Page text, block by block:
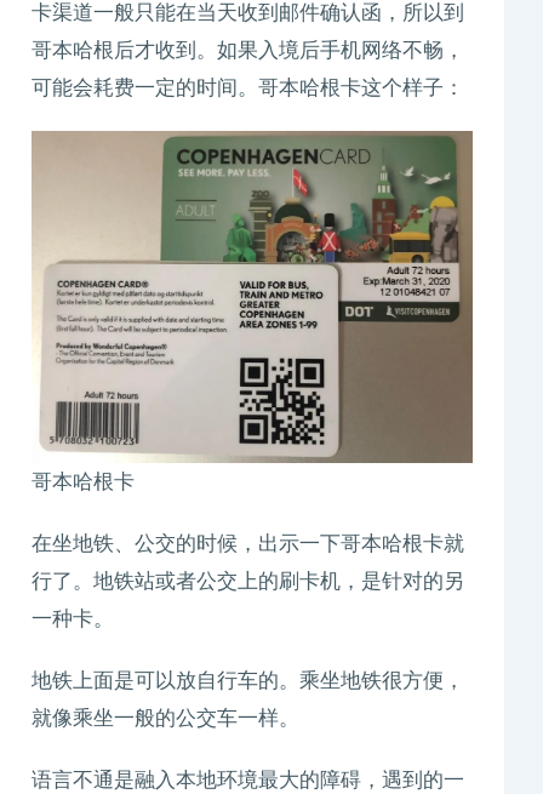
卡渠道一般只能在当天收到邮件确认函，所以到
哥本哈根后才收到。如果入境后手机网络不畅，
可能会耗费一定的时间。哥本哈根卡这个样子：
哥本哈根卡
在坐地铁、公交的时候，出示一下哥本哈根卡就
行了。地铁站或者公交上的刷卡机，是针对的另
一种卡。
地铁上面是可以放自行车的。乘坐地铁很方便，
就像乘坐一般的公交车一样。
语言不通是融入本地环境最大的障碍，遇到的一